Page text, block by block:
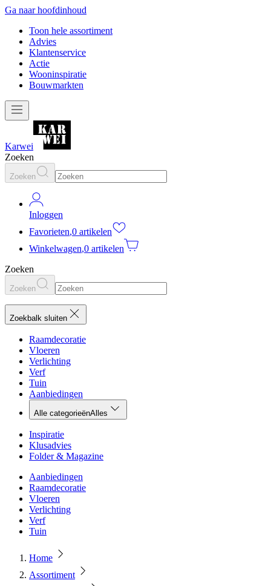
Ga naar hoofdinhoud
Toon hele assortiment
Advies
Klantenservice
Actie
Wooninspiratie
Bouwmarkten
Karwei
Zoeken
Zoeken
Inloggen
Favorieten,0 artikelen
Winkelwagen,0 artikelen
Zoeken
Zoeken
Zoekbalk sluiten
Raamdecoratie
Vloeren
Verlichting
Verf
Tuin
Aanbiedingen
Alle categorieënAlles
Inspiratie
Klusadvies
Folder & Magazine
Aanbiedingen
Raamdecoratie
Vloeren
Verlichting
Verf
Tuin
Home
Assortiment